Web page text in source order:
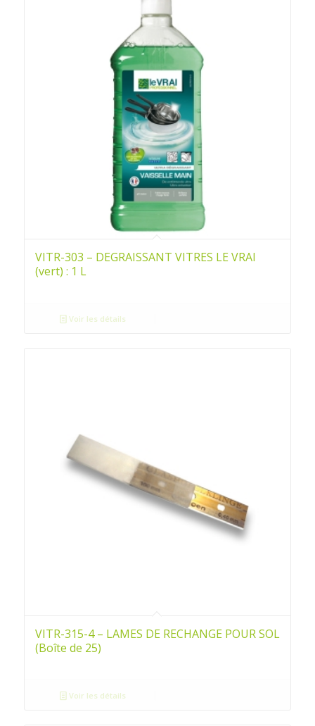
VITR-303 – DEGRAISSANT VITRES LE VRAI
(vert) : 1 L
Voir les détails
VITR-315-4 – LAMES DE RECHANGE POUR SOL
(Boîte de 25)
Voir les détails